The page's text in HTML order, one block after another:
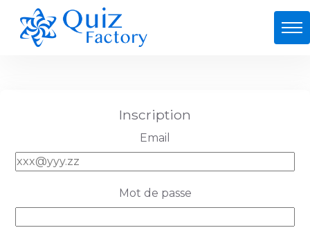
Inscription
Email
Mot de passe